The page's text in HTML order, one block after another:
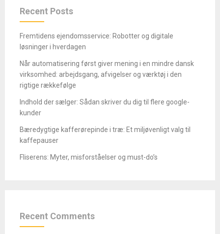
Recent Posts
Fremtidens ejendomsservice: Robotter og digitale
løsninger i hverdagen
Når automatisering først giver mening i en mindre dansk
virksomhed: arbejdsgang, afvigelser og værktøj i den
rigtige rækkefølge
Indhold der sælger: Sådan skriver du dig til flere google-
kunder
Bæredygtige kafferørepinde i træ: Et miljøvenligt valg til
kaffepauser
Fliserens: Myter, misforståelser og must-do’s
Recent Comments